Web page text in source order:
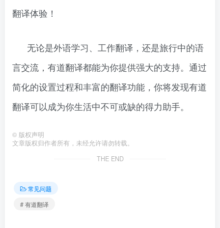
翻译体验！
无论是外语学习、工作翻译，还是旅行中的语
言交流，有道翻译都能为你提供强大的支持。通过
简化的设置过程和丰富的翻译功能，你将发现有道
翻译可以成为你生活中不可或缺的得力助手。
© 版权声明
文章版权归作者所有，未经允许请勿转载。
THE END
常见问题
# 有道翻译